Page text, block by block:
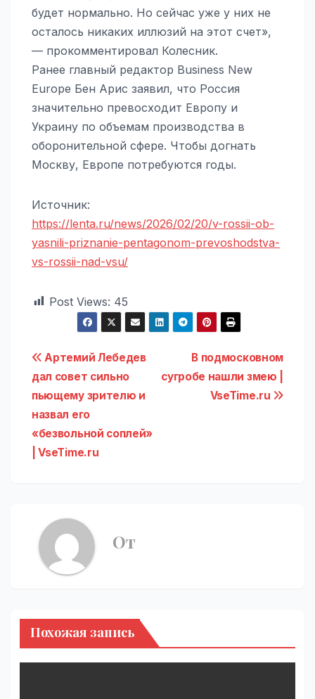
будет нормально. Но сейчас уже у них не
осталось никаких иллюзий на этот счет»,
— прокомментировал Колесник.
Ранее главный редактор Business New
Europe Бен Арис заявил, что Россия
значительно превосходит Европу и
Украину по объемам производства в
оборонительной сфере. Чтобы догнать
Москву, Европе потребуются годы.
Источник:
https://lenta.ru/news/2026/02/20/v-rossii-ob-
yasnili-priznanie-pentagonom-prevoshodstva-
vs-rossii-nad-vsu/
Post Views: 45
Навигация
по
записям
В подмосковном
сугробе нашли змею |
VseTime.ru
Артемий Лебедев
дал совет сильно
пьющему зрителю и
назвал его
«безвольной соплей»
| VseTime.ru
От
Похожая запись